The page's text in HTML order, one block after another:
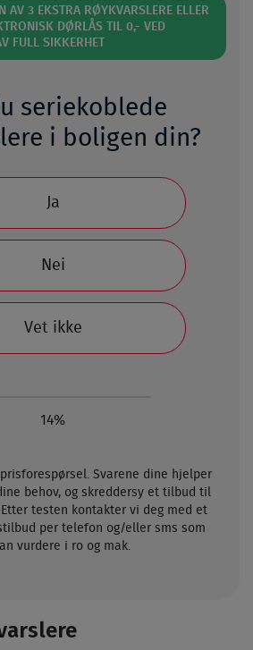
AV 3 EKSTRA RØYKVARSLERE ELLER
DØRLÅS TIL 0,- VED
FULL SIKKERHET
seriekoblede
i boligen din?
Ja
Nei
Vet ikke
14%
Svarene dine hjelper
behov, og skreddersy et tilbud til
testen kontakter vi deg med et
per telefon og/eller sms som
vurdere i ro og mak.